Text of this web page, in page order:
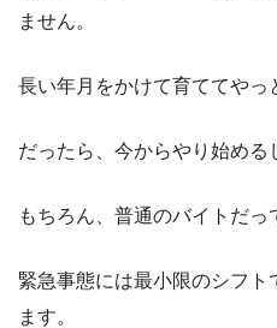
ません。
長い年月をかけて育ててやっ
だったら、今からやり始める
もちろん、普通のバイトだっ
緊急事態には最小限のシフ
ます。